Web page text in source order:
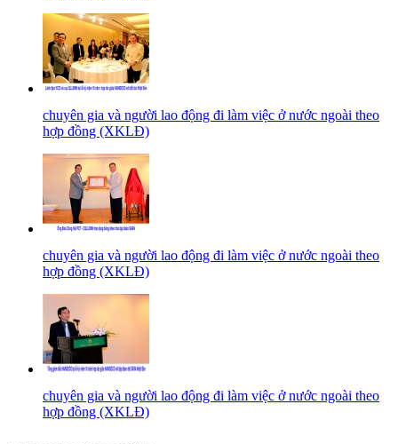
chuyên gia và người lao động đi làm việc ở nước ngoài theo
hợp đồng (XKLĐ)
chuyên gia và người lao động đi làm việc ở nước ngoài theo
hợp đồng (XKLĐ)
chuyên gia và người lao động đi làm việc ở nước ngoài theo
hợp đồng (XKLĐ)